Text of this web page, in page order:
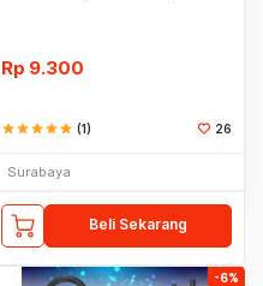
Rp 9.300
starstarstarstarstar (1) 26
Surabaya
Beli Sekarang
-6%